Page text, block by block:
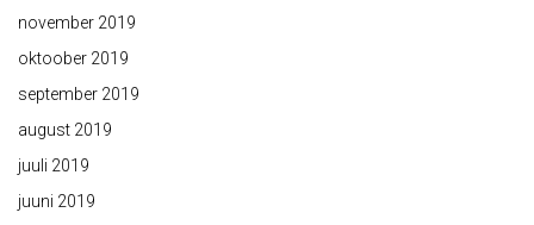
november 2019
oktoober 2019
september 2019
august 2019
juuli 2019
juuni 2019